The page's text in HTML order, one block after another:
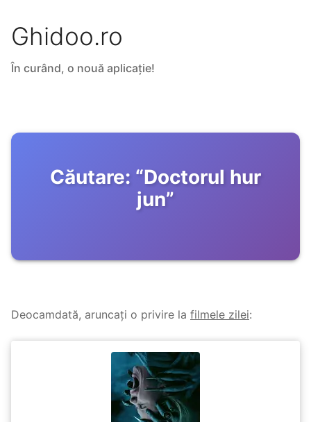
Ghidoo.ro
În curând, o nouă aplicație!
Căutare: “Doctorul hur
jun”
Deocamdată, aruncați o privire la filmele zilei: